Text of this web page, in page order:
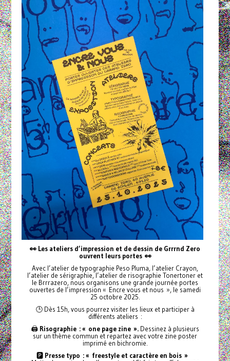
👀 Les ateliers d’impression et de dessin de Grrrnd Zero
ouvrent leurs portes 👀
Avec l’atelier de typographie Peso Pluma, l’atelier Crayon,
l’atelier de sérigraphie, l’atelier de risographie Tonertoner et
le Brrrazero, nous organisons une grande journée portes
ouvertes de l’impression « Encre vous et nous », le samedi
25 octobre 2025.
🕒 Dès 15h, vous pourrez visiter les lieux et participer à
différents ateliers :
🖨️ Risographie : « one page zine ».Dessinez à plusieurs
sur un thème commun et repartez avec votre zine poster
imprimé en bichromie.
🅿️ Presse typo : « freestyle et caractère en bois »